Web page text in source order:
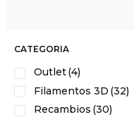
CATEGORIA
Outlet(4)
Filamentos 3D (32)
Recambios (30)